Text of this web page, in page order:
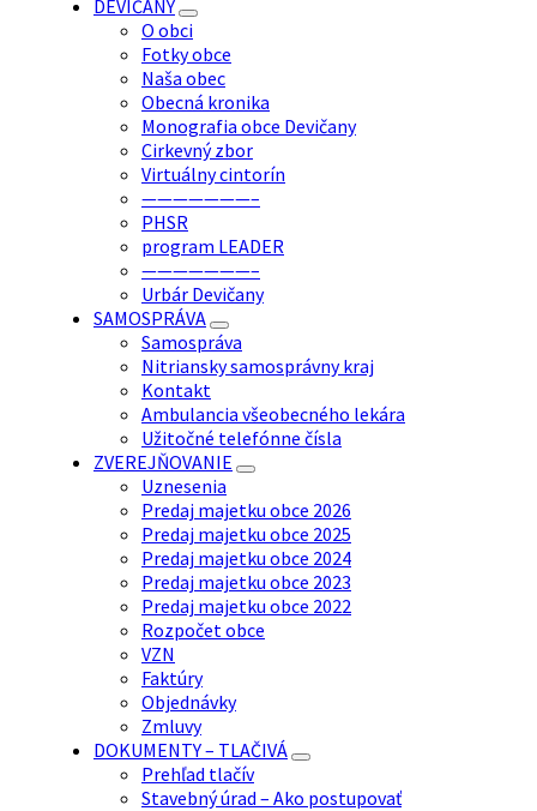
DEVIČANY
O obci
Fotky obce
Naša obec
Obecná kronika
Monografia obce Devičany
Cirkevný zbor
Virtuálny cintorín
———————–
PHSR
program LEADER
———————–
Urbár Devičany
SAMOSPRÁVA
Samospráva
Nitriansky samosprávny kraj
Kontakt
Ambulancia všeobecného lekára
Užitočné telefónne čísla
ZVEREJŇOVANIE
Uznesenia
Predaj majetku obce 2026
Predaj majetku obce 2025
Predaj majetku obce 2024
Predaj majetku obce 2023
Predaj majetku obce 2022
Rozpočet obce
VZN
Faktúry
Objednávky
Zmluvy
DOKUMENTY – TLAČIVÁ
Prehľad tlačív
Stavebný úrad – Ako postupovať